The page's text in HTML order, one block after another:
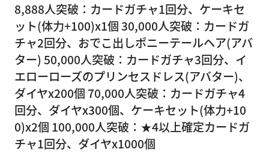
8,888人突破：カードガチャ1回分、ケーキセ
ット(体力+100)x1個 30,000人突破：カードガ
チャ2回分、おでこ出しポニーテールヘア(アバ
ター) 50,000人突破：カードガチャ3回分、イ
エローローズのプリンセスドレス(アバター)、
ダイヤx200個 70,000人突破：カードガチャ4
回分、ダイヤx300個、ケーキセット(体力+10
0)x2個 100,000人突破：★4以上確定カードガ
チャ1回分、ダイヤx1000個